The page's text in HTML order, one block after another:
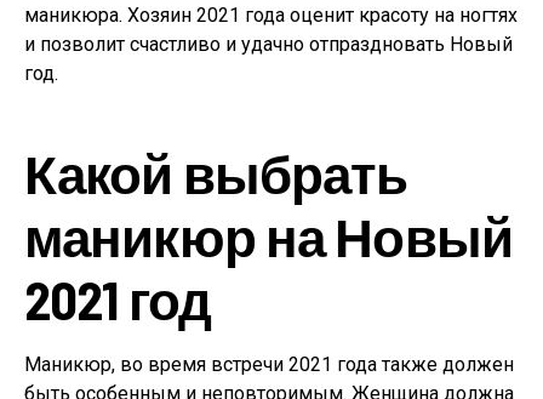
маникюра. Хозяин 2021 года оценит красоту на ногтях
и позволит счастливо и удачно отпраздновать Новый
год.
Какой выбрать
маникюр на Новый
2021 год
Маникюр, во время встречи 2021 года также должен
быть особенным и неповторимым. Женщина должна